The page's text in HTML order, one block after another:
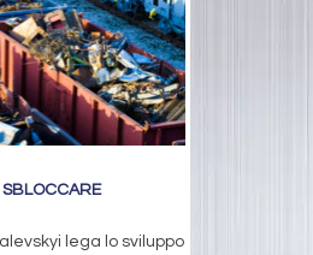
SBLOCCARE
lega lo sviluppo